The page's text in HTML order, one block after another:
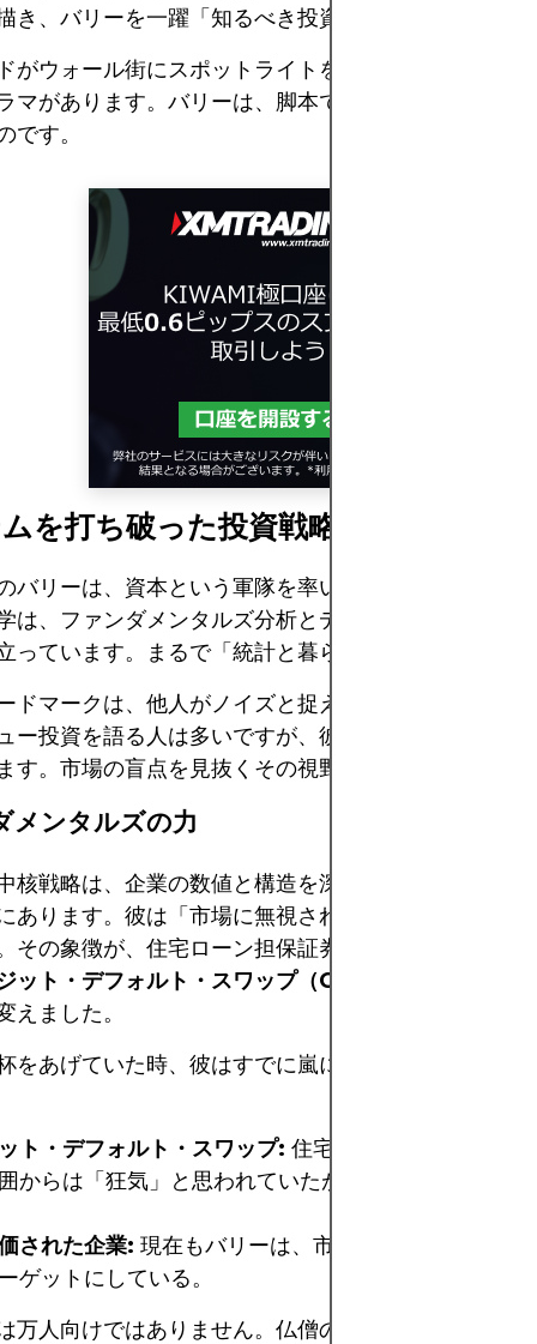
き、バリーを一躍「知るべき投資家」として定着さ
がウォール街にスポットライトを当てるとき、そこ
マがあります。バリーは、脚本ではなく現実で混乱
です。
を打ち破った投資戦略
バリーは、資本という軍隊を率いる将軍のような存
は、ファンダメンタルズ分析とデータ解析に対する
っています。まるで「統計と暮らす男」の極致です。
ドマークは、他人がノイズと捉える部分に価値を見
ー投資を語る人は多いですが、彼はそれを異次元の
す。市場の盲点を見抜くその視野は、まさに彼の武
メンタルズの力
核戦略は、企業の数値と構造を深く掘り下げるファ
あります。彼は「市場に無視されているが、実は強
その象徴が、住宅ローン担保証券（MBS）に対する
ット・デフォルト・スワップ（CDS）
えました。
をあげていた時、彼はすでに嵐に備えて保険をかけ
ト・デフォルト・スワップ: 住宅市場へのベア戦略と
からは「狂気」と思われていたが、実際には完璧な
された企業: 現在もバリーは、市場から過小評価され
ゲットにしている。
万人向けではありません。仏僧のような忍耐力と鉄